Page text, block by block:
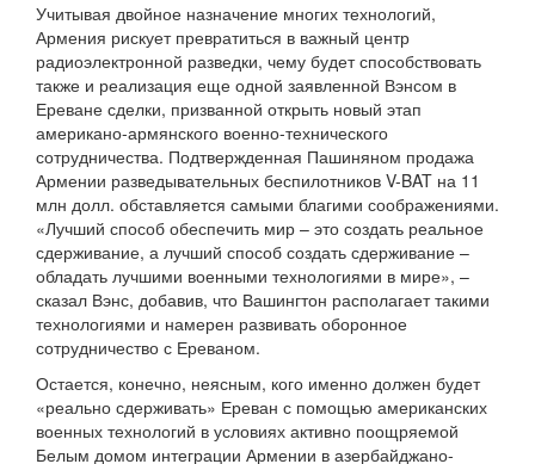
Учитывая двойное назначение многих технологий,
Армения рискует превратиться в важный центр
радиоэлектронной разведки, чему будет способствовать
также и реализация еще одной заявленной Вэнсом в
Ереване сделки, призванной открыть новый этап
американо-армянского военно-технического
сотрудничества. Подтвержденная Пашиняном продажа
Армении разведывательных беспилотников V-BAT на 11
млн долл. обставляется самыми благими соображениями.
«Лучший способ обеспечить мир – это создать реальное
сдерживание, а лучший способ создать сдерживание –
обладать лучшими военными технологиями в мире», –
сказал Вэнс, добавив, что Вашингтон располагает такими
технологиями и намерен развивать оборонное
сотрудничество с Ереваном.
Остается, конечно, неясным, кого именно должен будет
«реально сдерживать» Ереван с помощью американских
военных технологий в условиях активно поощряемой
Белым домом интеграции Армении в азербайджано-